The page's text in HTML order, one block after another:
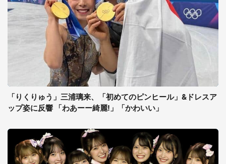
「りくりゅう」三浦璃来、「初めてのピンヒール」&ドレスア
ップ姿に反響 「わあーー綺麗!」「かわいい」